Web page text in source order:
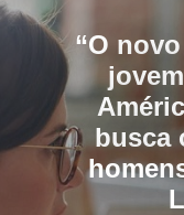
“O
busca